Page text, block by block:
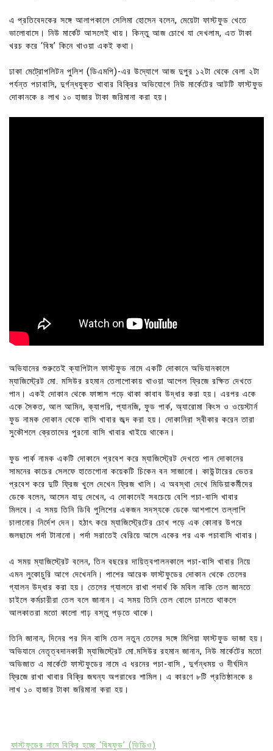
এ প্রতিবেদকের সঙ্গে আলাপকালে সেলিমা হোসেন বলেন, মেয়েটা ফাস্টফুড খেতে
ভালোবাসে। নিউ মার্কেট আসলেই খায়। কিন্তু আজ চোখে যা দেখলাম, এত টাকা
খরচ করে ‘বিষ’ কিনে খাওয়া একই কথা।
ঢাকা মেট্রোপলিটন পুলিশ (ডিএমপি)-এর উদ্যোগে আজ দুপুর ১২টা থেকে বেলা ২টা
পর্যন্ত পচাবাসি, দুর্গন্ধযুক্ত খাবার বিক্রির অভিযোগে নিউ মার্কেটের আটটি ফাস্টফুড
দোকানকে ৪ লাখ ১০ হাজার টাকা জরিমানা করা হয়।
অভিযানের শুরুতেই ক্যাপিটাল ফাস্টফুড নামে একটি দোকানে অভিযানকালে
ম্যাজিস্ট্রেট মো. মসিউর রহমান তেলাপোকায় খাওয়া আপেল ফ্রিজে রক্ষিত দেখতে
পান। একই দোকান থেকে ফাঙ্গাস পড়ে থাকা কাবাব উদ্ধার করা হয়। এরপর একে
একে সৈকত, আল আমিন, ক্যাপরি, প্যানজি, ফুড পার্ক, অ্যারোমা কিংস ও ওয়েস্টার্ন
ফুড নামক দোকান থেকে বাসি খাবার জব্দ করা হয়। দোকানিরা স্বীকার করেন তারা
সুকৌশলে ক্রেতাদের পুরনো বাসি খাবার খাইয়ে থাকেন।
ফুড পার্ক নামক একটি দোকানে প্রবেশ করে ম্যাজিস্ট্রেট দেখতে পান দোকানের
সামনের কাচের সেলফে হাতেগোনা কয়েকটি চিকেন বন সাজানো। কাউন্টারের ভেতর
প্রবেশ করে দুটি ফ্রিজ খুলে দেখেন ফ্রিজ খালি। এ অবস্থা দেখে মিডিয়াকর্মীদের
ডেকে বলেন, আসেন যাদু দেখেন, এ দোকানেই সবচেয়ে বেশি পচা-বাসি খাবার
মিলবে। এ সময় তিনি ডিবি পুলিশের একজন সদস্যকে ডেকে আশপাশে তল্লাশি
চালানোর নির্দেশ দেন। হঠাৎ করে ম্যাজিস্ট্রেটের চোখ পড়ে এক কোনার উপরে
জলছাদে পর্দা টানানো। পর্দা সরাতেই বেরিয়ে আসে একের পর এক পচাবাসি খাবার।
এ সময় ম্যাজিস্ট্রেট বলেন, তিন বছরের দায়িত্বপালনকালে পচা-বাসি খাবার নিয়ে
এমন লুকোচুরি আগে দেখেননি। পাশের আরেক ফাস্টফুডের দোকান থেকে তেলের
গ্যালন উদ্ধার করা হয়। তেলের গ্যালনে রাখা পদার্থ কি মবিল নাকি তেল জানতে
চাইলে কর্মচারীরা তেল বলে জানান। এ সময় তিনি তেল বোলে ঢালতে থাকলে
আলকাতরা মতো কালো গাঢ় বস্তু পড়তে থাকে।
তিনি জানান, দিনের পর দিন বাসি তেল নতুন তেলের সঙ্গে মিশিয়া ফাস্টফুড ভাজা হয়।
অভিযানে নেতৃত্বদানকারী ম্যাজিস্ট্রেট মো.মসিউর রহমান জানান, নিউ মার্কেটের মতো
অভিজাত এ মার্কেটে ফাস্টফুডের নামে এ ধরনের পচা-বাসি , দুর্গন্ধময় ও দীর্ঘদিন
ফ্রিজে রাখা খাবার বিক্রি জঘন্য অপরাধের শামিল। এ কারণে ৮টি প্রতিষ্ঠানকে ৪
লাখ ১০ হাজার টাকা জরিমানা করা হয়।
ফাস্টফুডের নামে বিক্রি হচ্ছে ‘বিষফুড’ (ভিডিও)